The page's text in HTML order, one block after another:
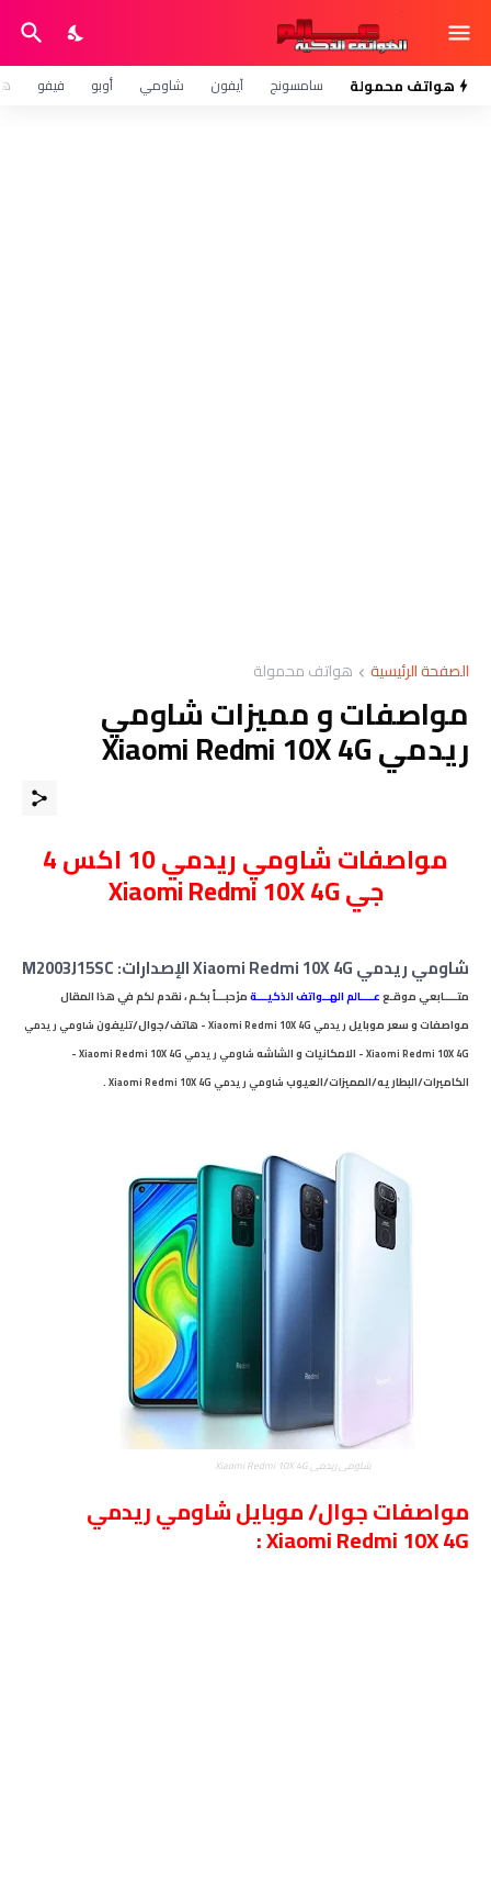
هواتف محمولة سامسونج آيفون شاومي أوبو فيفو
الصفحة الرئيسية هواتف محمولة
مواصفات و مميزات شاومي
ريدمي Xiaomi Redmi 10X 4G
مواصفات شاومي ريدمي 10 اكس 4
جي Xiaomi Redmi 10X 4G
شاومي ريدمي Xiaomi Redmi 10X 4G الإصدارات: M2003J15SC
متــــابعيموقـععــــالم الهــواتف الذكيـــةمرْحبـــاً بكـم ، نقدم لكم في هذا المقال
مواصفات و سعر موبايلريدمي Xiaomi Redmi 10X 4G - هاتف/جوال/تليفونشاوميريدمي
Xiaomi Redmi 10X 4G- الامكانيات و الشاشهشاوميريدمي Xiaomi Redmi 10X 4G
-
الكاميرات/البطاريه/المميزات/العيوبشاوميريدمي Xiaomi Redmi 10X 4G .
شاومي ريدمي Xiaomi Redmi 10X 4G
مواصفات جوال/ موبايل شاومي ريدمي
Xiaomi Redmi 10X 4G :